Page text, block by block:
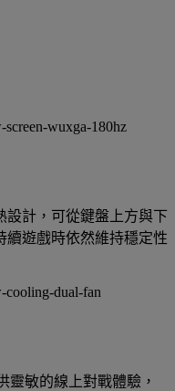
設計，可從鍵盤上方與下
續遊戲時依然維持穩定性
靈敏的線上對戰體驗，